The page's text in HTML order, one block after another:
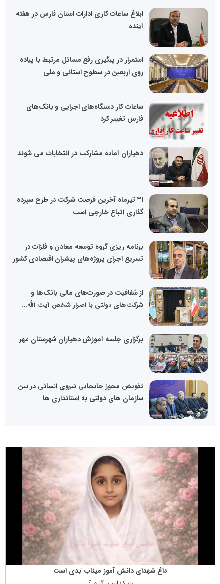
ابلاغ ساعات کاری ادارات استان فارس در هفته
آینده
استمرار در پیگیری رفع مسائل مرتبط با پیاده
روی اربعین در سطوح استانی و ملی
ساعات کار دستگاه‌های اجرایی و بانک‌های
فارس تغییر کرد
دهیاران آماده مشارکت در انتخابات می شوند
۳۱ تیرماه آخرین فرصت شرکت در طرح سپرده
گذاری اتباع خارجی است
برنامه ریزی گروه توسعه معادن و فلزات در
تسریع اجرای پروژه‌های پیشران اقتصادی کشور
از شفافیت در صورت‌های مالی بانک‌ها و
شرکت‌های دولتی با اصرار شخص آیت الله...
برگزاری جلسه آموزش دهیاران شهرستان مهر
تفویض مجوز جابجایی نیروی انسانی در بین
سازمان های دولتی به استانداری ها
داغ شهدای دانش آموز میناب ابدی است